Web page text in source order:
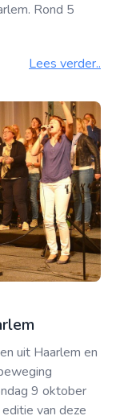
Rond 5
Lees verder..
uit Haarlem en
9 oktober
van deze